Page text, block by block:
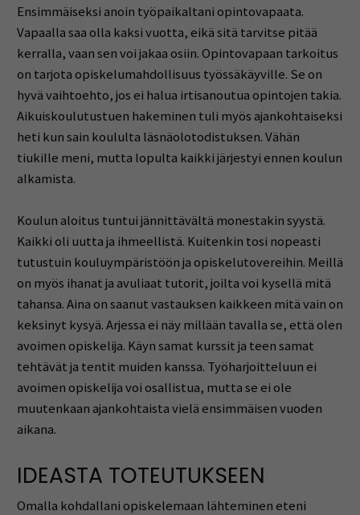
Ensimmäiseksi anoin työpaikaltani opintovapaata.
Vapaalla saa olla kaksi vuotta, eikä sitä tarvitse pitää
kerralla, vaan sen voi jakaa osiin. Opintovapaan tarkoitus
on tarjota opiskelumahdollisuus työssäkäyville. Se on
hyvä vaihtoehto, jos ei halua irtisanoutua opintojen takia.
Aikuiskoulutustuen hakeminen tuli myös ajankohtaiseksi
heti kun sain koululta läsnäolotodistuksen. Vähän
tiukille meni, mutta lopulta kaikki järjestyi ennen koulun
alkamista.
Koulun aloitus tuntui jännittävältä monestakin syystä.
Kaikki oli uutta ja ihmeellistä. Kuitenkin tosi nopeasti
tutustuin kouluympäristöön ja opiskelutovereihin. Meillä
on myös ihanat ja avuliaat tutorit, joilta voi kysellä mitä
tahansa. Aina on saanut vastauksen kaikkeen mitä vain on
keksinyt kysyä. Arjessa ei näy millään tavalla se, että olen
avoimen opiskelija. Käyn samat kurssit ja teen samat
tehtävät ja tentit muiden kanssa. Työharjoitteluun ei
avoimen opiskelija voi osallistua, mutta se ei ole
muutenkaan ajankohtaista vielä ensimmäisen vuoden
aikana.
IDEASTA TOTEUTUKSEEN
Omalla kohdallani opiskelemaan lähteminen eteni